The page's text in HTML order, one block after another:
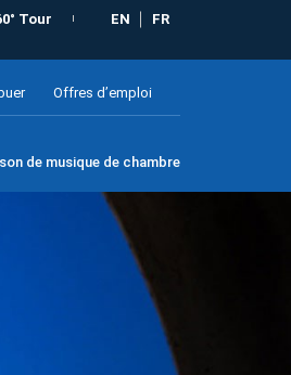
Tour EN FR
Offres d’emploi
de musique de chambre